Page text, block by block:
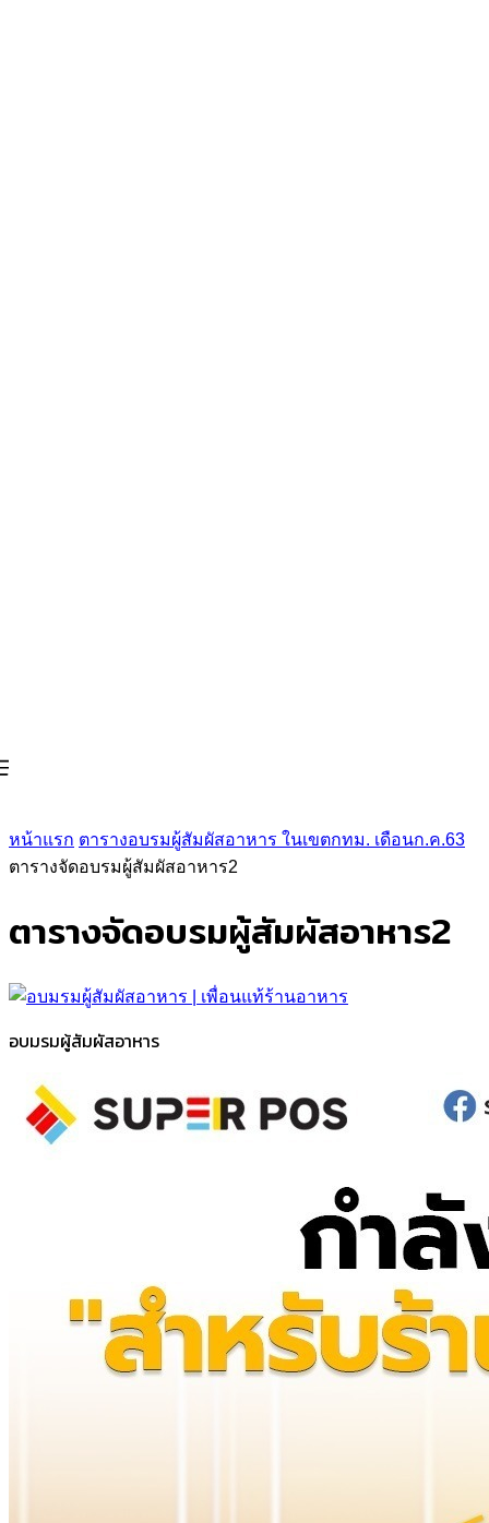
หน้าแรก ตารางอบรมผู้สัมผัสอาหาร ในเขตกทม. เดือนก.ค.63
ตารางจัดอบรมผู้สัมผัสอาหาร2
ตารางจัดอบรมผู้สัมผัสอาหาร2
อบมรมผู้สัมผัสอาหาร